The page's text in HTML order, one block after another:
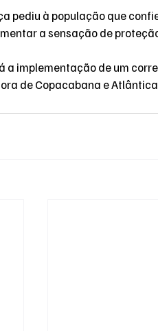
pediu à população que
a sensação de
a implementação de um
de Copacabana e